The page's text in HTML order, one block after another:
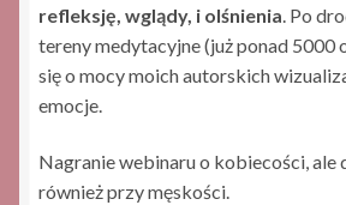
refleksję, wglądy, i olśnienia . Po
tereny medytacyjne (już ponad 5000
się o mocy moich autorskich
emocje.
Nagranie webinaru o kobiecości, ale
również przy męskości.